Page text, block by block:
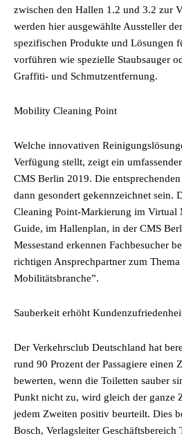
zwischen den Hallen 1.2 und 3.2 zur
werden hier ausgewählte Aussteller
spezifischen Produkte und Lösungen
vorführen wie spezielle Staubsauger
Graffiti- und Schmutzentfernung.
Mobility Cleaning Point
Welche innovativen
Verfügung stellt, zeigt ein
CMS Berlin 2019. Die
dann gesondert gekennzeichnet sein.
Cleaning Point-Markierung im Virtual
Guide, im Hallenplan, in der CMS
Messestand erkennen Fachbesucher
richtigen Ansprechpartner zum
Mobilitätsbranche”.
Sauberkeit erhöht
Der Verkehrsclub Deutschland hat
rund 90 Prozent der Passagiere einen
bewerten, wenn die Toiletten sauber
Punkt nicht zu, wird gleich der ganze
jedem Zweiten positiv beurteilt. Dies
Bosch, Verlagsleiter